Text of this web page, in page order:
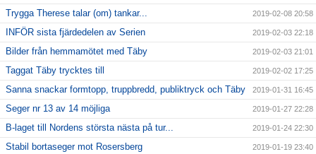
Trygga Therese talar (om) tankar... 2019-02-08 20:58
INFÖR sista fjärdedelen av Serien 2019-02-03 22:18
Bilder från hemmamötet med Täby 2019-02-03 21:01
Taggat Täby trycktes till 2019-02-02 17:25
Sanna snackar formtopp, truppbredd, publiktryck och Täby 2019-01-31 16:45
Seger nr 13 av 14 möjliga 2019-01-27 22:28
B-laget till Nordens största nästa på tur... 2019-01-24 22:30
Stabil bortaseger mot Rosersberg 2019-01-19 23:40